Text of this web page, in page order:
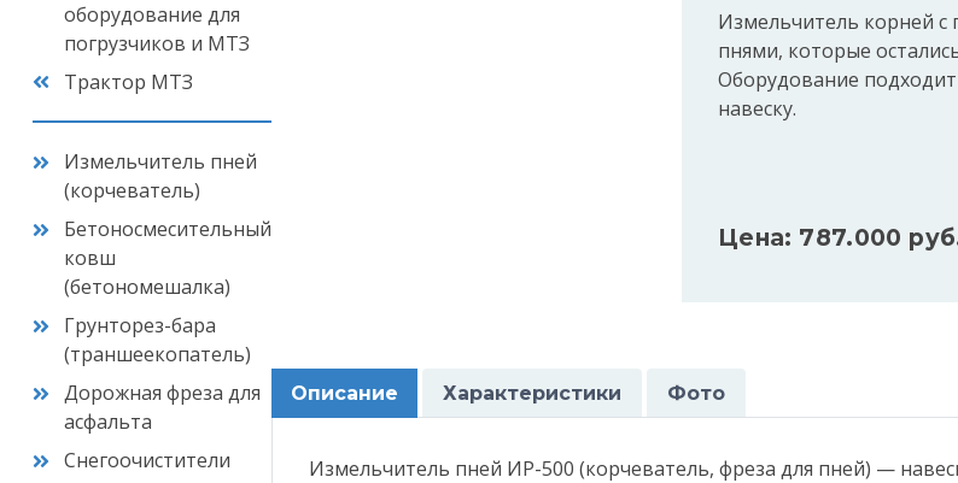
оборудование для
погрузчиков и МТЗ
Трактор МТЗ
Измельчитель пней
(корчеватель)
Бетоносмесительный
ковш
(бетономешалка)
Грунторез-бара
(траншеекопатель)
Дорожная фреза для
асфальта
Снегоочистители
Измельчитель корней с
пнями, которые
Оборудование
навеску.
Цена: 787.000
Описание Характеристики Фото
Измельчитель пней ИР-500 (корчеватель, фреза для пней) —